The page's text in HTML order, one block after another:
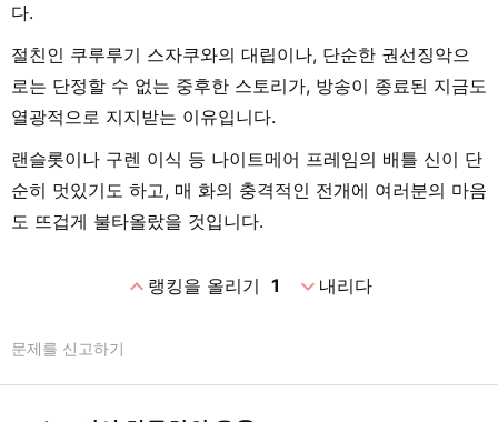
다.
절친인 쿠루루기 스자쿠와의 대립이나, 단순한 권선징악으
로는 단정할 수 없는 중후한 스토리가, 방송이 종료된 지금도
열광적으로 지지받는 이유입니다.
랜슬롯이나 구렌 이식 등 나이트메어 프레임의 배틀 신이 단
순히 멋있기도 하고, 매 화의 충격적인 전개에 여러분의 마음
도 뜨겁게 불타올랐을 것입니다.
expand_less랭킹을 올리기 1 expand_more내리다
문제를 신고하기